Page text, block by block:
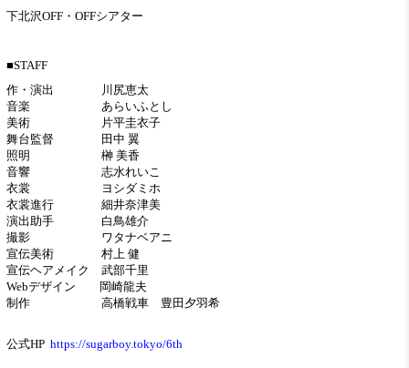
下北沢OFF・OFFシアター
■STAFF
作・演出 川尻恵太
音楽 あらいふとし
美術 片平圭衣子
舞台監督 田中 翼
照明 榊󠄀 美香
音響 志水れいこ
衣裳 ヨシダミホ
衣裳進行 細井奈津美
演出助手 白鳥雄介
撮影 ワタナベアニ
宣伝美術 村上 健
宣伝ヘアメイク 武部千里
Webデザイン 岡崎龍夫
制作 高橋戦車 豊田夕羽希
公式HP https://sugarboy.tokyo/6th